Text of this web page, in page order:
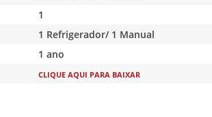
1
1 Refrigerador/ 1 Manual
1 ano
CLIQUE AQUI PARA BAIXAR